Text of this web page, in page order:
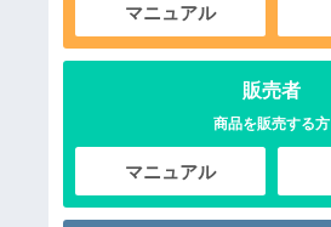
マニュアル
販売者
商品を販売する方
マニュアル